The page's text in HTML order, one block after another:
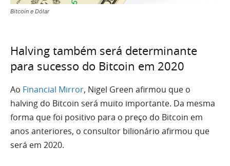
Bitcoin e Dólar
Halving também será determinante
para sucesso do Bitcoin em 2020
Ao Financial Mirror, Nigel Green afirmou que o
halving do Bitcoin será muito importante. Da mesma
forma que foi positivo para o preço do Bitcoin em
anos anteriores, o consultor bilionário afirmou que
será em 2020.